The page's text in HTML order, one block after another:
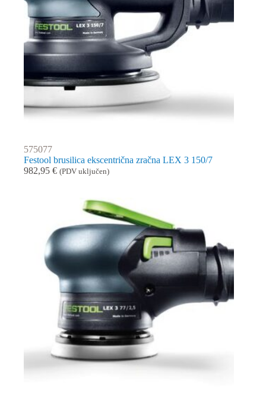
575077
Festool brusilica ekscentrična zračna LEX 3 150/7
982,95 € (PDV uključen)